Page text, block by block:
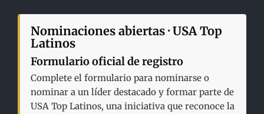
Nominaciones abiertas · USA Top
Latinos
Formulario oficial de registro
Complete el formulario para nominarse o
nominar a un líder destacado y formar parte de
USA Top Latinos, una iniciativa que reconoce la